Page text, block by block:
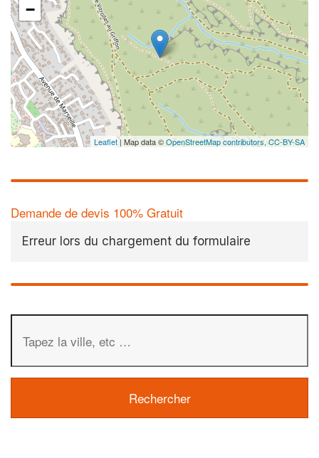
−
Leaflet| Map data ©OpenStreetMap contributors,CC-BY-SA
Demande de devis 100% Gratuit
Erreur lors du chargement du formulaire